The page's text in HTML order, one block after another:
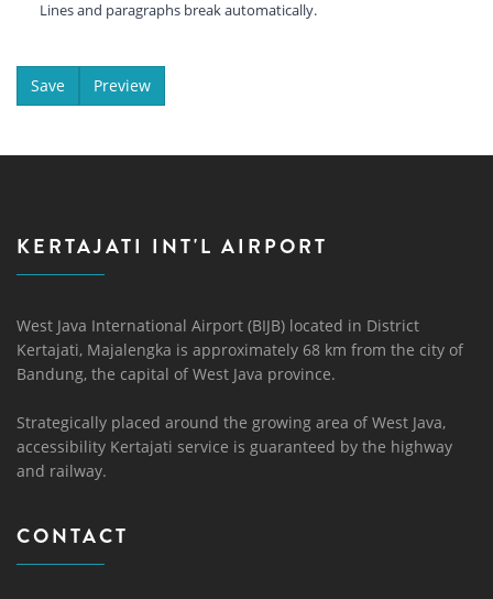
Lines and paragraphs break automatically.
KERTAJATI INT'L AIRPORT
West Java International Airport (BIJB) located in District
Kertajati, Majalengka is approximately 68 km from the city of
Bandung, the capital of West Java province.
Strategically placed around the growing area of ​​West Java,
accessibility Kertajati service is guaranteed by the highway
and railway.
CONTACT